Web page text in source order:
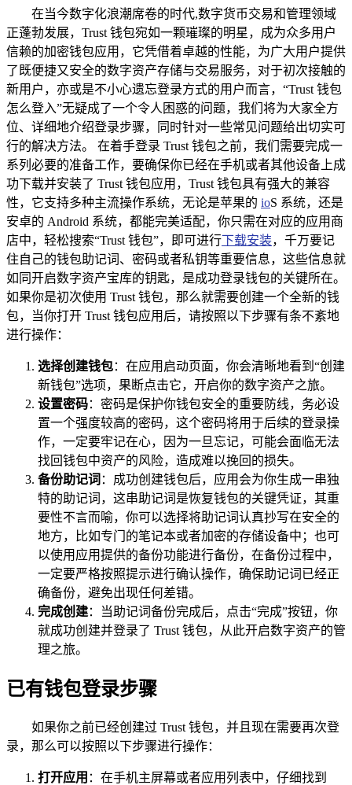
在当今数字化浪潮席卷的时代,数字货币交易和管理领域
正蓬勃发展，Trust 钱包宛如一颗璀璨的明星，成为众多用户
信赖的加密钱包应用，它凭借着卓越的性能，为广大用户提供
了既便捷又安全的数字资产存储与交易服务，对于初次接触的
新用户，亦或是不小心遗忘登录方式的用户而言，“Trust 钱包
怎么登入”无疑成了一个令人困惑的问题，我们将为大家全方
位、详细地介绍登录步骤，同时针对一些常见问题给出切实可
行的解决方法。 在着手登录 Trust 钱包之前，我们需要完成一
系列必要的准备工作，要确保你已经在手机或者其他设备上成
功下载并安装了 Trust 钱包应用，Trust 钱包具有强大的兼容
性，它支持多种主流操作系统，无论是苹果的 ioS 系统，还是
安卓的 Android 系统，都能完美适配，你只需在对应的应用商
店中，轻松搜索“Trust 钱包”，即可进行下载安装，千万要记
住自己的钱包助记词、密码或者私钥等重要信息，这些信息就
如同开启数字资产宝库的钥匙，是成功登录钱包的关键所在。
如果你是初次使用 Trust 钱包，那么就需要创建一个全新的钱
包，当你打开 Trust 钱包应用后，请按照以下步骤有条不紊地
进行操作：
选择创建钱包：在应用启动页面，你会清晰地看到“创建
新钱包”选项，果断点击它，开启你的数字资产之旅。
设置密码：密码是保护你钱包安全的重要防线，务必设
置一个强度较高的密码，这个密码将用于后续的登录操
作，一定要牢记在心，因为一旦忘记，可能会面临无法
找回钱包中资产的风险，造成难以挽回的损失。
备份助记词 ：成功创建钱包后，应用会为你生成一串独
特的助记词，这串助记词是恢复钱包的关键凭证，其重
要性不言而喻，你可以选择将助记词认真抄写在安全的
地方，比如专门的笔记本或者加密的存储设备中；也可
以使用应用提供的备份功能进行备份，在备份过程中，
一定要严格按照提示进行确认操作，确保助记词已经正
确备份，避免出现任何差错。
完成创建：当助记词备份完成后，点击“完成”按钮，你
就成功创建并登录了 Trust 钱包，从此开启数字资产的管
理之旅。
已有钱包登录步骤
如果你之前已经创建过 Trust 钱包，并且现在需要再次登
录，那么可以按照以下步骤进行操作：
打开应用 ：在手机主屏幕或者应用列表中，仔细找到